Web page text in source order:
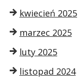
kwiecień 2025
marzec 2025
luty 2025
listopad 2024